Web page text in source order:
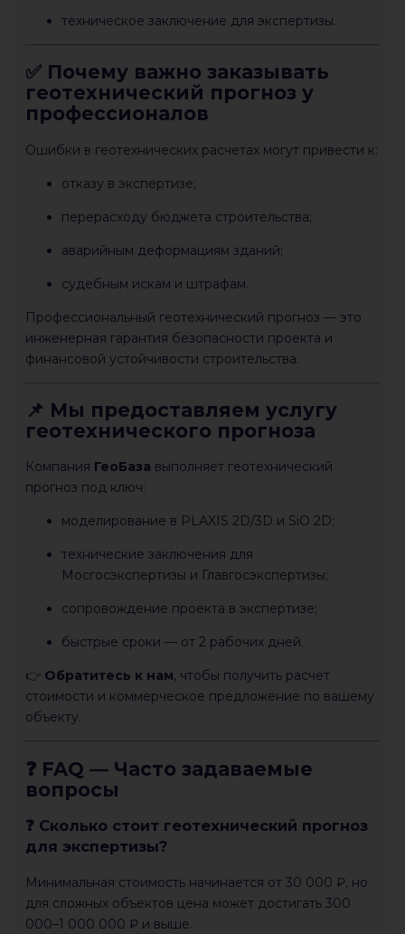
техническое заключение для экспертизы.
✅ Почему важно заказывать
геотехнический прогноз у
профессионалов
Ошибки в геотехнических расчетах могут привести к:
отказу в экспертизе;
перерасходу бюджета строительства;
аварийным деформациям зданий;
судебным искам и штрафам.
Профессиональный геотехнический прогноз — это
инженерная гарантия безопасности проекта и
финансовой устойчивости строительства.
📌 Мы предоставляем услугу
геотехнического прогноза
Компания ГеоБаза выполняет геотехнический
прогноз под ключ:
моделирование в PLAXIS 2D/3D и SiO 2D;
технические заключения для
Мосгосэкспертизы и Главгосэкспертизы;
сопровождение проекта в экспертизе;
быстрые сроки — от 2 рабочих дней.
👉 Обратитесь к нам, чтобы получить расчет
стоимости и коммерческое предложение по вашему
объекту.
❓ FAQ — Часто задаваемые
вопросы
❓ Сколько стоит геотехнический прогноз
для экспертизы?
Минимальная стоимость начинается от 30 000 ₽, но
для сложных объектов цена может достигать 300
000–1 000 000 ₽ и выше.